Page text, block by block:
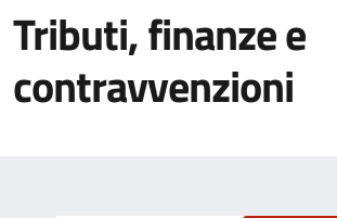
Tributi, finanze e
contravvenzioni